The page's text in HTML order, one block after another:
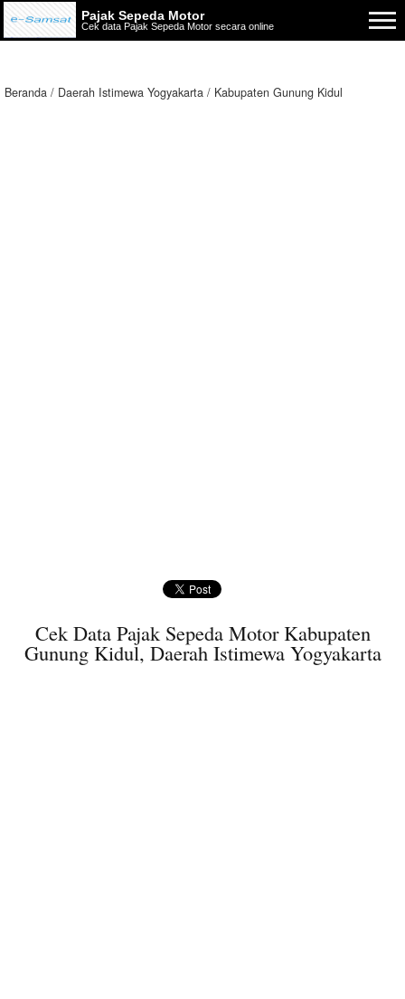
Pajak Sepeda Motor
Cek data Pajak Sepeda Motor secara online
Beranda Daerah Istimewa Yogyakarta Kabupaten Gunung Kidul
Cek Data Pajak Sepeda Motor Kabupaten
Gunung Kidul, Daerah Istimewa Yogyakarta